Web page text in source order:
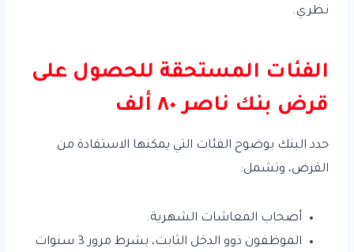
نظري.
الفئات المستحقة للحصول على
قرض بنك ناصر ٨٠ ألف
حدد البنك بوضوح الفئات التي يمكنها الاستفادة من
القرض، وتشمل:
أصحاب المعاشات الشهرية.
الموظفون ذوو الدخل الثابت، بشرط مرور 3 سنوات